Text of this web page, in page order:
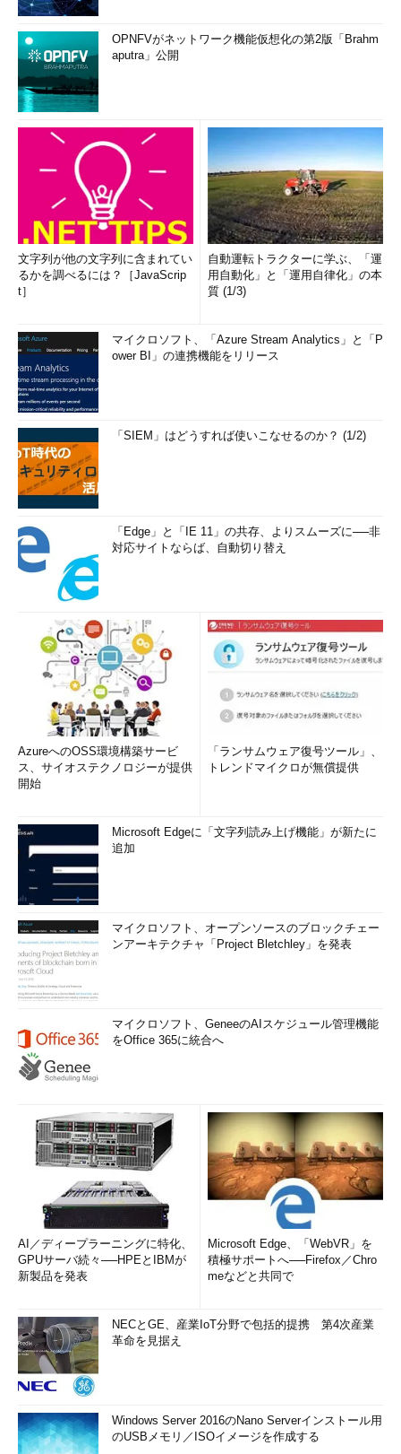
OPNFVがネットワーク機能仮想化の第2版「Brahm
aputra」公開
文字列が他の文字列に含まれてい
るかを調べるには？［JavaScrip
t］
自動運転トラクターに学ぶ、「運
用自動化」と「運用自律化」の本
質 (1/3)
マイクロソフト、「Azure Stream Analytics」と「P
ower BI」の連携機能をリリース
「SIEM」はどうすれば使いこなせるのか？ (1/2)
「Edge」と「IE 11」の共存、よりスムーズに──非
対応サイトならば、自動切り替え
AzureへのOSS環境構築サービ
ス、サイオステクノロジーが提供
開始
「ランサムウェア復号ツール」、
トレンドマイクロが無償提供
Microsoft Edgeに「文字列読み上げ機能」が新たに
追加
マイクロソフト、オープンソースのブロックチェー
ンアーキテクチャ「Project Bletchley」を発表
マイクロソフト、GeneeのAIスケジュール管理機能
をOffice 365に統合へ
AI／ディープラーニングに特化、
GPUサーバ続々──HPEとIBMが
新製品を発表
Microsoft Edge、「WebVR」を
積極サポートへ──Firefox／Chro
meなどと共同で
NECとGE、産業IoT分野で包括的提携 第4次産業
革命を見据え
Windows Server 2016のNano Serverインストール用
のUSBメモリ／ISOイメージを作成する